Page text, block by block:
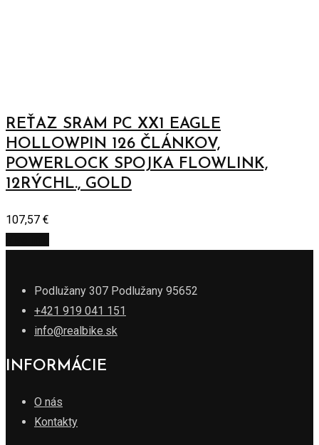
REŤAZ SRAM PC XX1 EAGLE
HOLLOWPIN 126 ČLÁNKOV,
POWERLOCK SPOJKA FLOWLINK,
12RÝCHL., GOLD
107,57 €
Podlužany 307 Podlužany 95652
+421 919 041 151
info@realbike.sk
INFORMÁCIE
O nás
Kontakty